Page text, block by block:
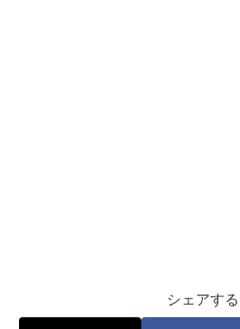
シェアする